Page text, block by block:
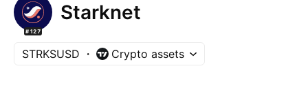
#127
Starknet
STRKSUSD Crypto assets